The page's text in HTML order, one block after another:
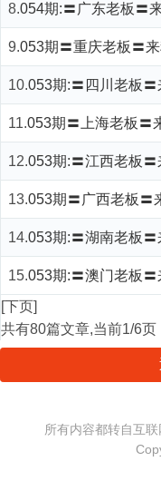
8.054期:〓广东老板〓
9.053期〓重庆老板〓
10.053期:〓四川老板
11.053期〓上海老板〓
12.053期:〓江西老板
13.053期〓广西老板〓
14.053期:〓湖南老板
15.053期:〓澳门老板
[下页]
共有80篇文章,当前1/6页
所有内容都转自互